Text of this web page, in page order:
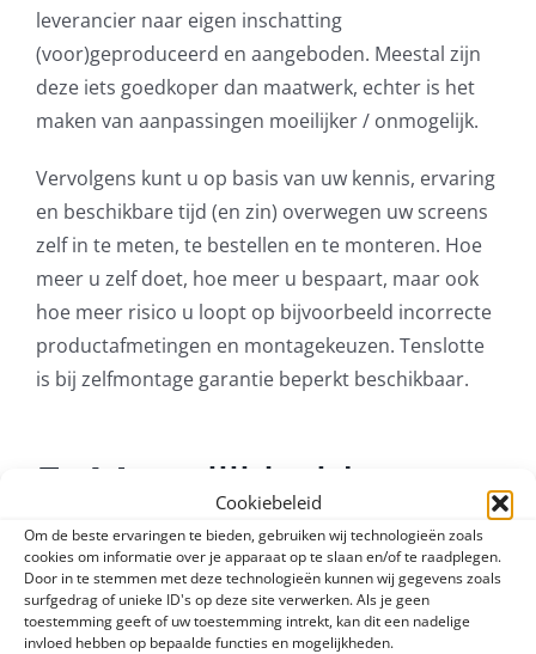
Cookiebeleid
Om de beste ervaringen te bieden, gebruiken wij technologieën zoals
cookies om informatie over je apparaat op te slaan en/of te raadplegen.
Door in te stemmen met deze technologieën kunnen wij gegevens zoals
surfgedrag of unieke ID's op deze site verwerken. Als je geen
toestemming geeft of uw toestemming intrekt, kan dit een nadelige
invloed hebben op bepaalde functies en mogelijkheden.
leverancier naar eigen inschatting
(voor)geproduceerd en aangeboden. Meestal zijn
deze iets goedkoper dan maatwerk, echter is het
maken van aanpassingen moeilijker / onmogelijk.
Vervolgens kunt u op basis van uw kennis, ervaring
en beschikbare tijd (en zin) overwegen uw screens
zelf in te meten, te bestellen en te monteren. Hoe
meer u zelf doet, hoe meer u bespaart, maar ook
hoe meer risico u loopt op bijvoorbeeld incorrecte
productafmetingen en montagekeuzen. Tenslotte
is bij zelfmontage garantie beperkt beschikbaar.
5. Mogelijkheid tot op-
de-dag of in-de-dag
montage?